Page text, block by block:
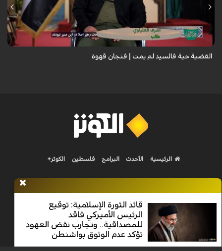
السيد ليس مجرد شخص أو اسم، بل هو قضية مستمرة، وما دامت هذه القضية
حية فالسيد لم يمت....
القضية حية فالسيد لم يمت | فنجان قهوة
قائد الثورة الإسلامية: توقيع
الرئيس الأميركي فاقد
للمصداقية.. وتجارب نقض العهود
تؤكد عدم الوثوق بواشنطن
الرئيسية الأحدث البرامج فلسطين الكوثر+
Nilesat 11900 V | Badr 8 11747 V | Badr5 12284 V